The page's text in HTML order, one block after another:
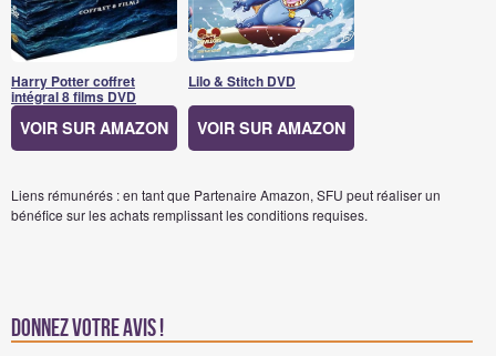
Harry Potter coffret
intégral 8 films DVD
VOIR SUR AMAZON
Lilo & Stitch DVD
VOIR SUR AMAZON
Liens rémunérés : en tant que Partenaire Amazon, SFU peut réaliser un
bénéfice sur les achats remplissant les conditions requises.
Donnez votre avis !